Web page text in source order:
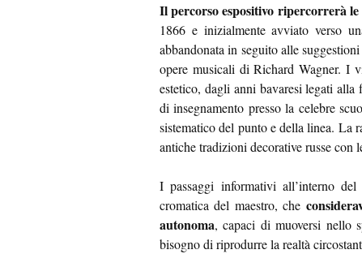
Il percorso espositivo ripercorrerà
1866 e inizialmente avviato verso
abbandonata in seguito alle
opere musicali di Richard Wagner. I
estetico, dagli anni bavaresi legati
di insegnamento presso la celebre
sistematico del punto e della linea. La
antiche tradizioni decorative russe con
I passaggi informativi all’interno
cromatica del maestro, che
autonoma, capaci di muoversi nello
bisogno di riprodurre la realtà